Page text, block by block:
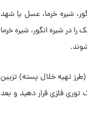
شیره خرما، عسل یا شهد
در شیره انگور، شیره خرما
تهیه خلال پسته) تزیین
توری فلزی قرار دهید و بعد